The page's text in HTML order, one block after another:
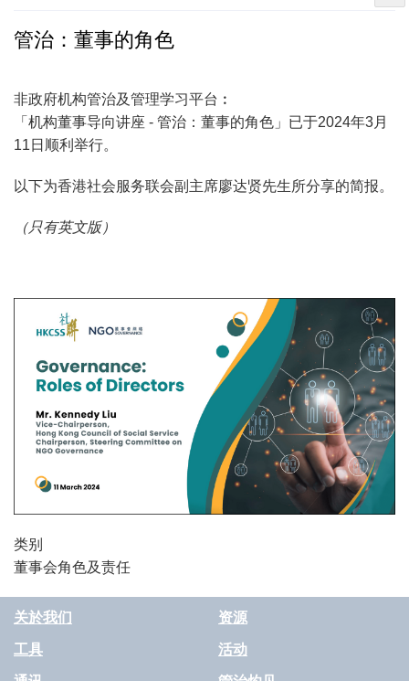
管治：董事的角色
非政府机构管治及管理学习平台︰
「机构董事导向讲座 - 管治：董事的角色」已于2024年3月
11日顺利举行。
以下为香港社会服务联会副主席廖达贤先生所分享的简报。
（只有英文版）
类别
董事会角色及责任
关於我们 资源
工具 活动